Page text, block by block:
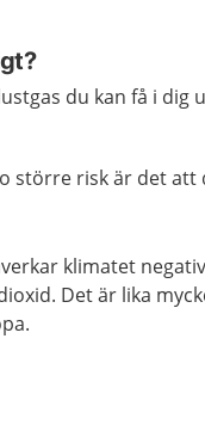
du kan få i dig
större risk är det att
klimatet
Det är lika